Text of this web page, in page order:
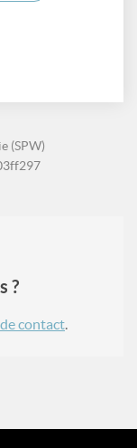
(SPW)
?
contact.